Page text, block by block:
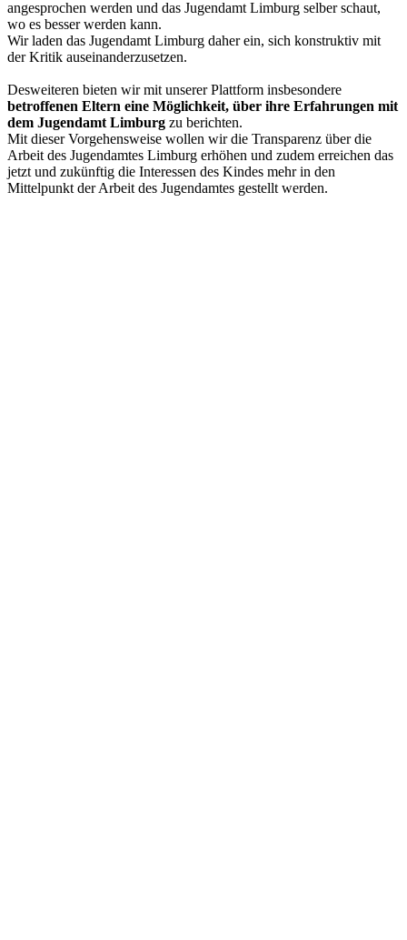
angesprochen werden und das Jugendamt Limburg selber schaut,
wo es besser werden kann.
Wir laden das Jugendamt Limburg daher ein, sich konstruktiv mit
der Kritik auseinanderzusetzen.
Desweiteren bieten wir mit unserer Plattform insbesondere
betroffenen Eltern eine Möglichkeit, über ihre Erfahrungen mit
dem Jugendamt Limburg zu berichten.
Mit dieser Vorgehensweise wollen wir die Transparenz über die
Arbeit des Jugendamtes Limburg erhöhen und zudem erreichen das
jetzt und zukünftig die Interessen des Kindes mehr in den
Mittelpunkt der Arbeit des Jugendamtes gestellt werden.